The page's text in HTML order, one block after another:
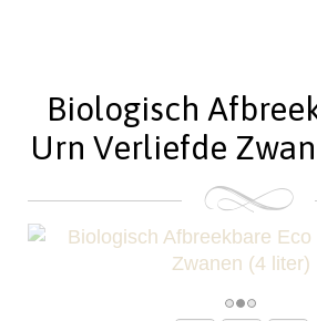
Biologisch
Urn Verliefde